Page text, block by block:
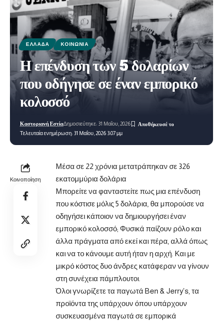
ΕΛΛΆΔΑ ΚΟΙΝΩΝΊΑ
Η επένδυση των 5 δολαρίων
που οδήγησε σε έναν εμπορικό
κολοσσό
Τελευταία ενημέρωση: 31 Μαΐου, 2026 3:07 μμ
Καστοριανή ΕστίαΔημοσιεύτηκε: 31 Μαΐου, 2026
Κοινοποίηση
Μέσα σε 22 χρόνια μετατράπηκαν σε 326
εκατομμύρια δολάρια
Μπορείτε να φανταστείτε πως μια επένδυση
που κόστισε μόλις 5 δολάρια, θα μπορούσε να
οδηγήσει κάποιον να δημιουργήσει έναν
εμπορικό κολοσσό; Φυσικά παίζουν ρόλο και
άλλα πράγματα από εκεί και πέρα, αλλά όπως
και να το κάνουμε αυτή ήταν η αρχή. Και με
μικρό κόστος δυο άνδρες κατάφεραν να γίνουν
στη συνέχεια πάμπλουτοι.
Όλοι γνωρίζετε τα παγωτά Ben & Jerry’s, τα
προϊόντα της υπάρχουν όπου υπάρχουν
συσκευασμένα παγωτά σε εμπορικά